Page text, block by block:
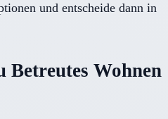
und entscheide dann in
Betreutes Wohnen